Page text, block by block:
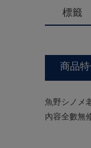
標籤
商品
魚野シノメ
內容全數無